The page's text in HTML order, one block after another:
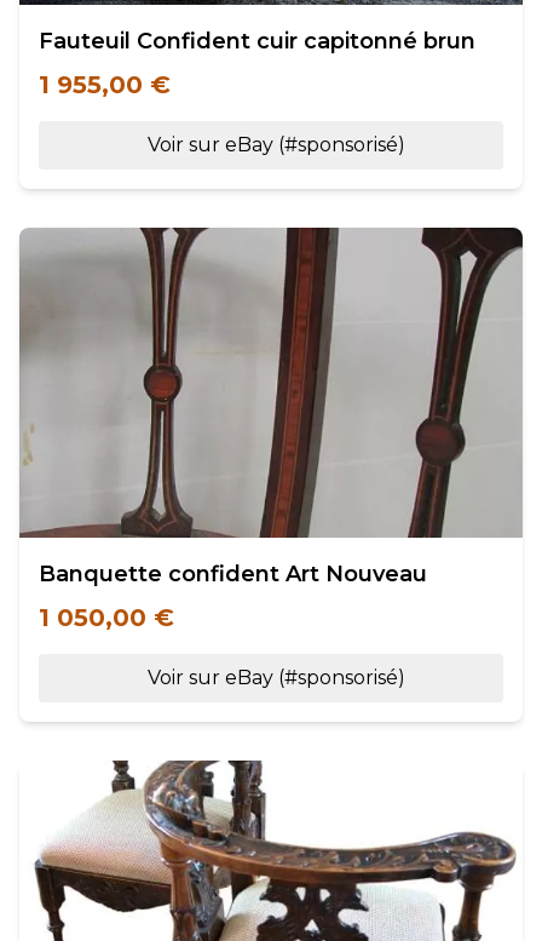
Fauteuil Confident cuir capitonné brun
1 955,00 €
Voir sur eBay (#sponsorisé)
Banquette confident Art Nouveau
1 050,00 €
Voir sur eBay (#sponsorisé)